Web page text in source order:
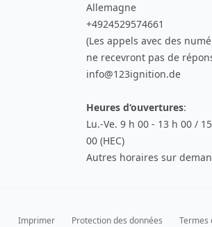
Allemagne
+4924529574661
(Les appels avec des
ne recevront pas de
info@123ignition.de
Heures d‘ouvertures:
Lu.-Ve. 9 h 00 - 13 h 00 /
00 (HEC)
Autres horaires sur
Imprimer Protection des données Termes